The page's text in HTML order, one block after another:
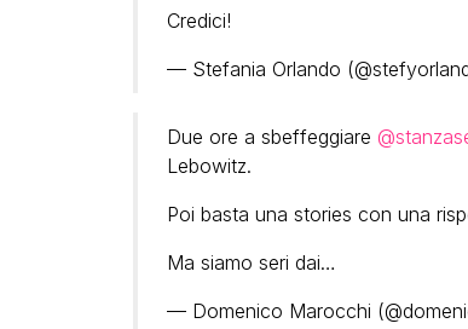
Credici!
— Stefania Orlando
Due ore a sbeffeggiare
Lebowitz.
Poi basta una stories con una
Ma siamo seri dai…
— Domenico Marocchi